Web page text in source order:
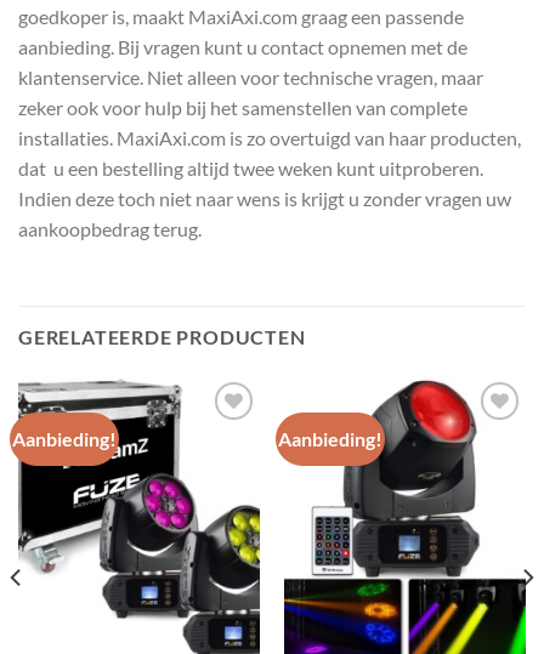
goedkoper is, maakt MaxiAxi.com graag een passende
aanbieding. Bij vragen kunt u contact opnemen met de
klantenservice. Niet alleen voor technische vragen, maar
zeker ook voor hulp bij het samenstellen van complete
installaties. MaxiAxi.com is zo overtuigd van haar producten,
dat u een bestelling altijd twee weken kunt uitproberen.
Indien deze toch niet naar wens is krijgt u zonder vragen uw
aankoopbedrag terug.
GERELATEERDE PRODUCTEN
Aanbieding!
Toevoegen
wenslijst
Aanbieding!
Toevoegen
aan
wenslijst